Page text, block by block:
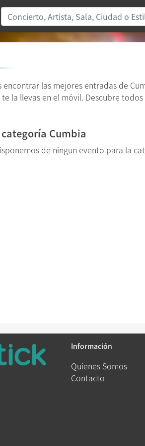
encontrar las mejores entradas de
la llevas en el móvil. Descubre
Cumbia
de ningun evento para la
Información
Quienes Somos
Contacto